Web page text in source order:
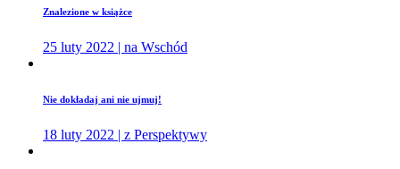
Znalezione w książce
25 luty 2022 | na Wschód
Nie dokładaj ani nie ujmuj!
18 luty 2022 | z Perspektywy